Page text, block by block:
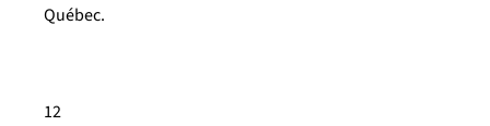
Québec.
12